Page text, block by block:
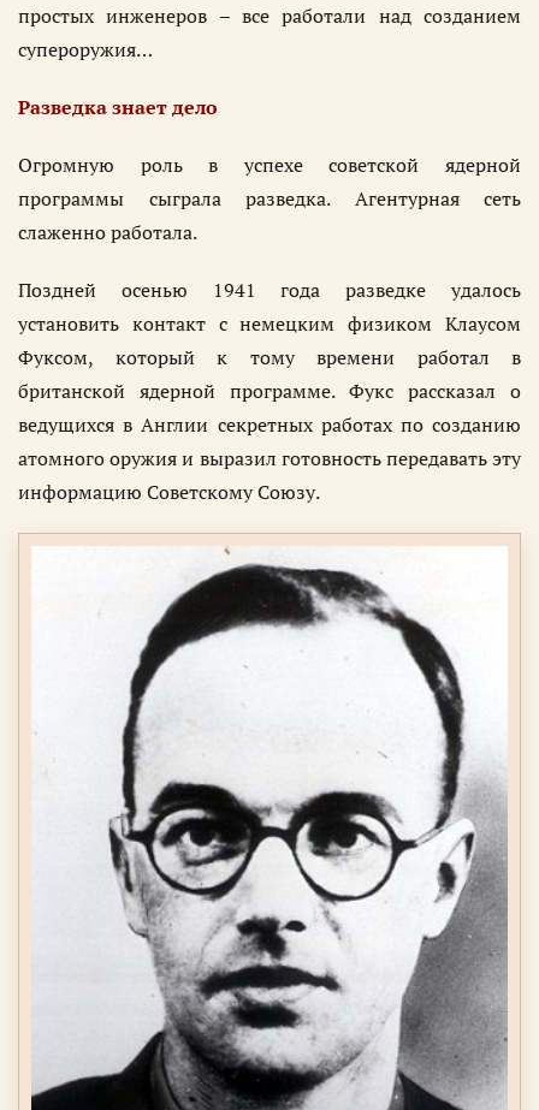
простых инженеров – все работали над созданием
супероружия…
Разведка знает дело
Огромную роль в успехе советской ядерной
программы сыграла разведка. Агентурная сеть
слаженно работала.
Поздней осенью 1941 года разведке удалось
установить контакт с немецким физиком Клаусом
Фуксом, который к тому времени работал в
британской ядерной программе. Фукс рассказал о
ведущихся в Англии секретных работах по созданию
атомного оружия и выразил готовность передавать эту
информацию Советскому Союзу.